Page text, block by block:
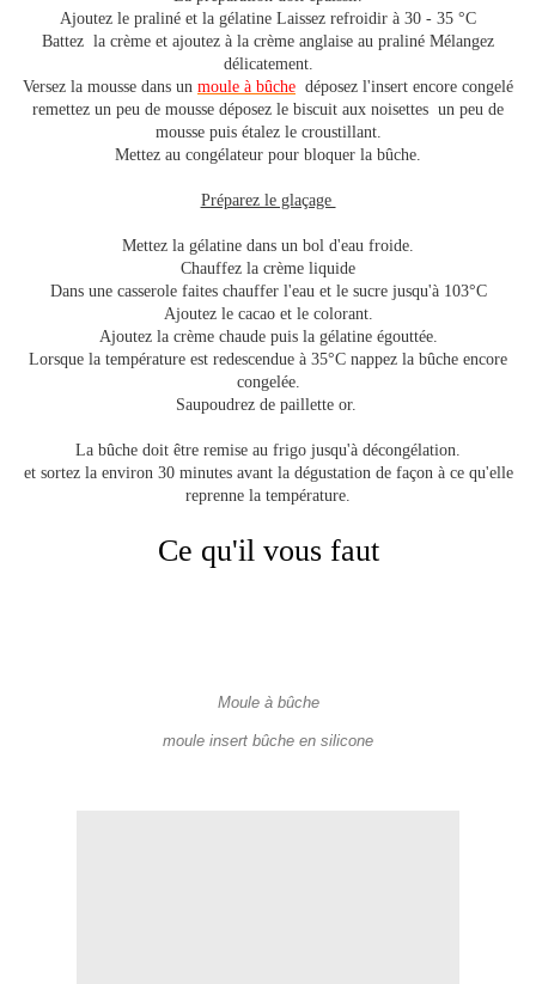
Ajoutez le praliné et la gélatine Laissez refroidir à 30 - 35 °C
Battez la crème et ajoutez à la crème anglaise au praliné Mélangez
délicatement.
Versez la mousse dans un moule à bûche déposez l'insert encore congelé
remettez un peu de mousse déposez le biscuit aux noisettes un peu de
mousse puis étalez le croustillant.
Mettez au congélateur pour bloquer la bûche.
Préparez le glaçage
Mettez la gélatine dans un bol d'eau froide.
Chauffez la crème liquide
Dans une casserole faites chauffer l'eau et le sucre jusqu'à 103°C
Ajoutez le cacao et le colorant.
Ajoutez la crème chaude puis la gélatine égouttée.
Lorsque la température est redescendue à 35°C nappez la bûche encore
congelée.
Saupoudrez de paillette or.
La bûche doit être remise au frigo jusqu'à décongélation.
et sortez la environ 30 minutes avant la dégustation de façon à ce qu'elle
reprenne la température.
Ce qu'il vous faut
Moule à bûche
moule insert bûche en silicone